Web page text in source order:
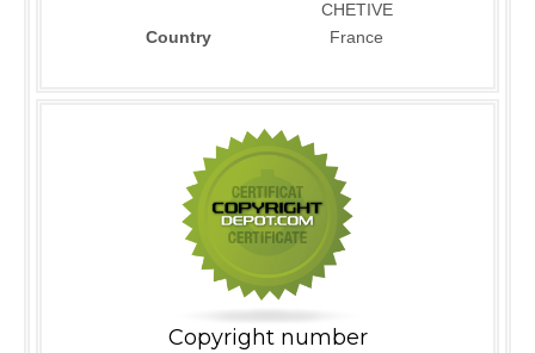
CHETIVE
Country
France
Copyright number